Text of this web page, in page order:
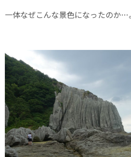
一体なぜこんな景色になったのか…。